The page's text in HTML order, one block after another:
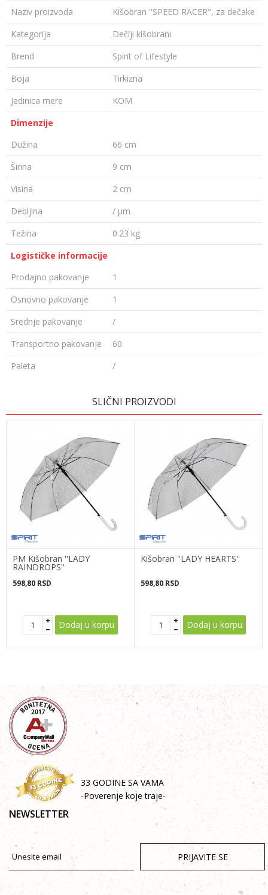
Naziv proizvoda
Kišobran ''SPEED RACER", za dečake
Kategorija
Dečiji kišobrani
Brend
Spirit of Lifestyle
Boja
Tirkizna
Jedinica mere
KOM
Dimenzije
Dužina
66 cm
Širina
9 cm
Visina
2 cm
Debljina
/ µm
Težina
0.23 kg
Logističke informacije
Prodajno pakovanje
1
Osnovno pakovanje
1
Srednje pakovanje
/
Transportno pakovanje
60
Paleta
/
Email adresa
Poruka
SLIČNI PROIZVODI
PM Kišobran ''LADY
RAINDROPS''
598,80 RSD
Dodaj u korpu
Kišobran ''LADY HEARTS''
598,80 RSD
Dodaj u korpu
33 GODINE SA VAMA
-Poverenje koje traje-
NEWSLETTER
PRIJAVITE SE